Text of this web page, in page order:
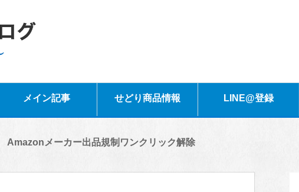
メイン記事 せどり商品情報 LINE@登録
Amazonメーカー出品規制ワンクリック解除